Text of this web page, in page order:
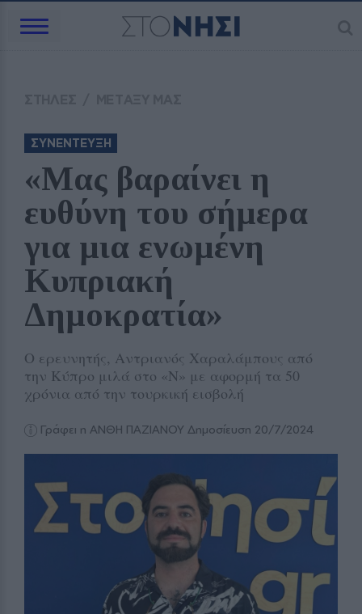
ΣΥΝΕΝΤΕΥΞΗ
«Μας βαραίνει η
ευθύνη του σήμερα
για μια ενωμένη
Κυπριακή
Δημοκρατία»
Ο ερευνητής, Αντριανός Χαραλάμπους από
την Κύπρο μιλά στο «Ν» με αφορμή τα 50
χρόνια από την τουρκική εισβολή
Γράφει η ΑΝΘΗ ΠΑΖΙΑΝΟΥ Δημοσίευση 20/7/2024